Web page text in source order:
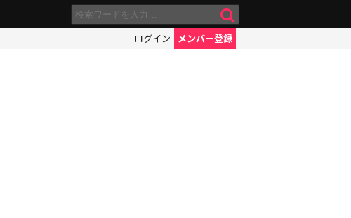
ログイン メンバー登録